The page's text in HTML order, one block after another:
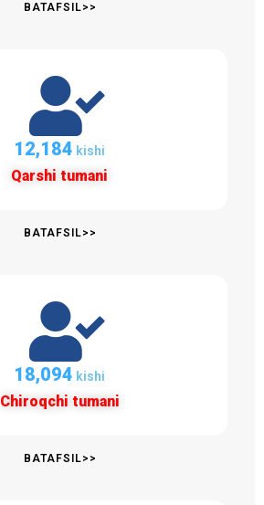
BATAFSIL>>
12,184 kishi
Qarshi tumani
BATAFSIL>>
18,094 kishi
Chiroqchi tumani
BATAFSIL>>